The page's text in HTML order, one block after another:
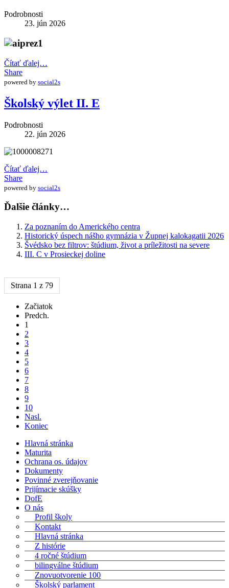
Podrobnosti
23. jún 2026
Čítať ďalej…
Share
powered by social2s
Školský výlet II. E
Podrobnosti
22. jún 2026
Čítať ďalej…
Share
powered by social2s
Ďalšie články…
Za poznaním do Amerického centra
Historický úspech nášho gymnázia v Župnej kalokagatii 2026
Švédsko bez filtrov: štúdium, život a príležitosti na severe
III. C v Prosieckej doline
Strana 1 z 79
Začiatok
Predch.
1
2
3
4
5
6
7
8
9
10
Nasl.
Koniec
Hlavná stránka
Maturita
Ochrana os. údajov
Dokumenty
Povinné zverejňovanie
Prijímacie skúšky
DofE
O nás
Profil školy
Kontakt
Hlavná stránka
Z histórie
4 ročné štúdium
bilingválne štúdium
Znovuotvorenie 100
Školský parlament